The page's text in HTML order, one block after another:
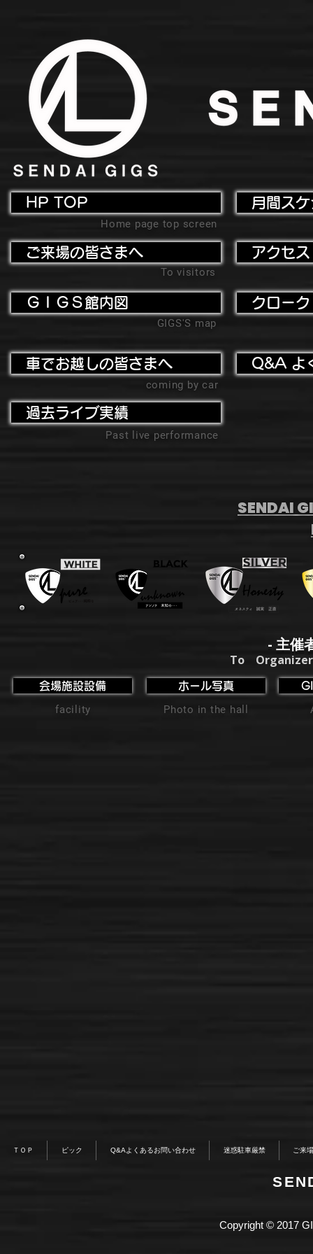
HP TOP
Home page top screen
ご来場の皆さまへ
To visitors
ＧＩＧＳ館内図
GIGS'S map
月間ス
アクセ
クローク
車でお越しの皆さまへ
coming by car
過去ライブ実績
Past live performance
Q&A よ
SENDAI
- 主催
To
会場施設設備
facility
ホール写真
Photo in the hall
ＴＯＰ ピック Q&Aよくあるお問い合わせ 迷惑駐車厳禁 ご来
Copyright © 2017